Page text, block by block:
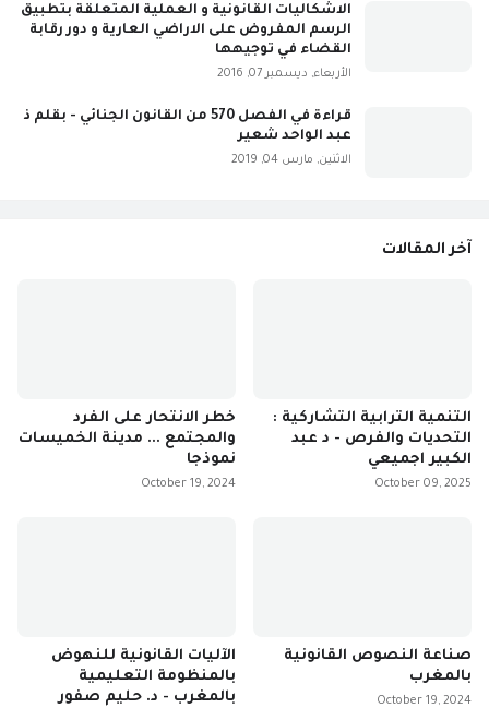
الاشكاليات القانونية و العملية المتعلقة بتطبيق
الرسم المفروض على الاراضي العارية و دور رقابة
القضاء في توجيهها
الأربعاء, ديسمبر 07, 2016
قراءة في الفصل 570 من القانون الجنائي - بقلم ذ
عبد الواحد شعير
الاثنين, مارس 04, 2019
آخر المقالات
التنمية الترابية التشاركية :
التحديات والفرص - د عبد
الكبير اجميعي
October 09, 2025
خطر الانتحار على الفرد
والمجتمع ... مدينة الخميسات
نموذجا
October 19, 2024
صناعة النصوص القانونية
بالمغرب
October 19, 2024
الآليات القانونية للنهوض
بالمنظومة التعليمية
بالمغرب - د. حليم صفور